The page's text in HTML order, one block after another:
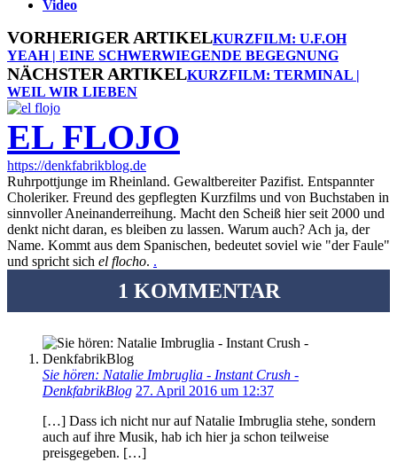
Video
VORHERIGER ARTIKELKURZFILM: U.F.OH
YEAH | EINE SCHWERWIEGENDE BEGEGNUNG
NÄCHSTER ARTIKELKURZFILM: TERMINAL |
WEIL WIR LIEBEN
EL FLOJO
https://denkfabrikblog.de
Ruhrpottjunge im Rheinland. Gewaltbereiter Pazifist. Entspannter
Choleriker. Freund des gepflegten Kurzfilms und von Buchstaben in
sinnvoller Aneinanderreihung. Macht den Scheiß hier seit 2000 und
denkt nicht daran, es bleiben zu lassen. Warum auch? Ach ja, der
Name. Kommt aus dem Spanischen, bedeutet soviel wie "der Faule"
und spricht sich el flocho. .
1 KOMMENTAR
Sie hören: Natalie Imbruglia - Instant Crush -
DenkfabrikBlog 27. April 2016 um 12:37
[…] Dass ich nicht nur auf Natalie Imbruglia stehe, sondern
auch auf ihre Musik, hab ich hier ja schon teilweise
preisgegeben. […]